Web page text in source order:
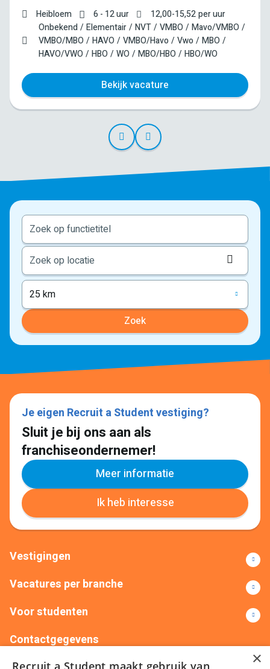
Heibloem 6 - 12 uur 12,00-15,52per uur
Onbekend
Elementair NVT VMBO
Mavo/VMBO
VMBO/MBO
HAVO VMBO/Havo Vwo
MBO
HAVO/VWO
HBO WO MBO/HBO HBO/WO
Bekijk vacature
25 km
Zoek
Je eigen Recruit a Student vestiging?
Sluit je bij ons aan als
franchiseondernemer!
Meer informatie
Ik heb interesse
Vestigingen
Vacatures per branche
Voor studenten
Contactgegevens
×
Recruit a Student maakt gebruik van